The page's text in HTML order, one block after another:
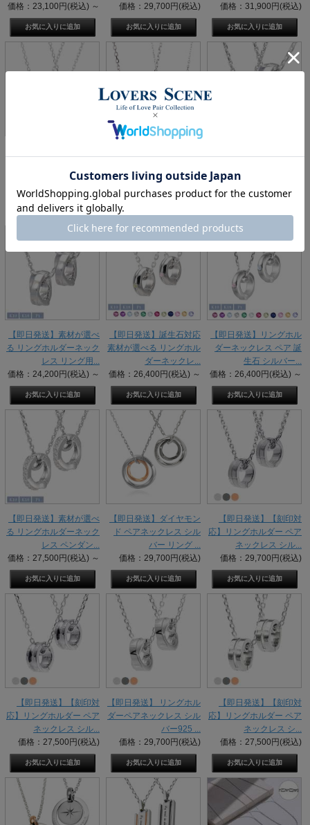
価格：23,100円(税込) ～ 価格：29,700円(税込) 価格：31,900円(税込)
ダー ペア ...
価格：29,700円(税込)
応】シルバー...
価格：31,350円(税込)～
価格：25,850円(税込)
【即日発送】素材が選べ
る リングホルダーネック
レス リング用...
価格：24,200円(税込) ～
【即日発送】誕生石対応
素材が選べる リングホル
ダーネックレ...
価格：26,400円(税込) ～
【即日発送】リングホル
ダーネックレス ペア 誕
生石 シルバー...
価格：26,400円(税込) ～
【即日発送】素材が選べ
る リングホルダーネック
レス ペンダン...
価格：27,500円(税込) ～
【即日発送】ダイヤモン
ド ペアネックレス シル
バー リング ...
価格：29,700円(税込)
【即日発送】【刻印対
応】リングホルダー ペア
ネックレス シル...
価格：29,700円(税込)
【即日発送】【刻印対
応】リングホルダー ペア
ネックレス シル...
価格：27,500円(税込)
【即日発送】 リングホル
ダーペアネックレス シル
バー925 ...
価格：29,700円(税込)
【即日発送】【刻印対
応】リングホルダー ペア
ネックレス シ...
価格：27,500円(税込)